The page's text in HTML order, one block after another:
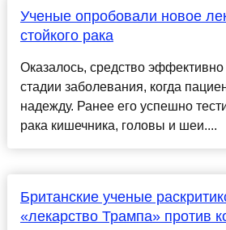
Ученые опробовали новое
стойкого рака
Оказалось, средство
стадии заболевания, когда
надежду. Ранее его успешно
рака кишечника, головы и шеи....
Британские ученые
«лекарство Трампа» против